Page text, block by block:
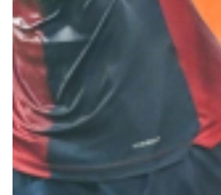
Summer Sale
Mare
Accessori
Party
Outlet